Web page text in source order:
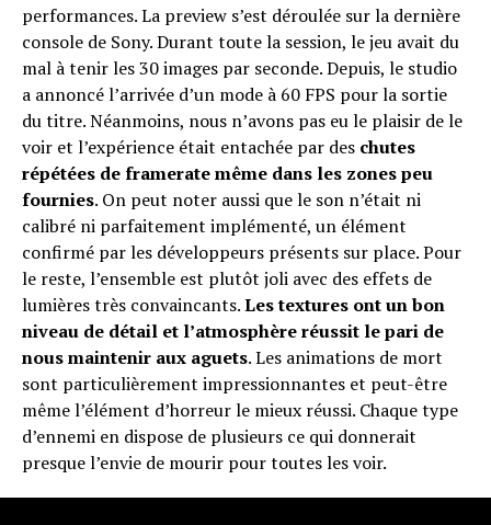
performances. La preview s’est déroulée sur la dernière
console de Sony. Durant toute la session, le jeu avait du
mal à tenir les 30 images par seconde. Depuis, le studio
a annoncé l’arrivée d’un mode à 60 FPS pour la sortie
du titre. Néanmoins, nous n’avons pas eu le plaisir de le
voir et l’expérience était entachée par des chutes
répétées de framerate même dans les zones peu
fournies. On peut noter aussi que le son n’était ni
calibré ni parfaitement implémenté, un élément
confirmé par les développeurs présents sur place. Pour
le reste, l’ensemble est plutôt joli avec des effets de
lumières très convaincants.Les textures ont un bon
niveau de détail et l’atmosphère réussit le pari de
nous maintenir aux aguets. Les animations de mort
sont particulièrement impressionnantes et peut-être
même l’élément d’horreur le mieux réussi. Chaque type
d’ennemi en dispose de plusieurs ce qui donnerait
presque l’envie de mourir pour toutes les voir.
Flipboard
Reddit
Pinterest
Whatsapp